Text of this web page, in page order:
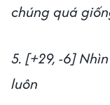
chúng quá
5. [+29, -6]
luôn